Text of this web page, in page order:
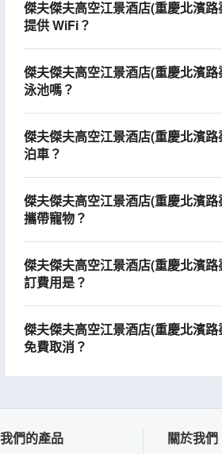
傑夫傑夫高空江景酒店(重慶北濱
提供 WiFi？
傑夫傑夫高空江景酒店(重慶北濱
泳池嗎？
傑夫傑夫高空江景酒店(重慶北濱
泊車？
傑夫傑夫高空江景酒店(重慶北濱
攜帶寵物？
傑夫傑夫高空江景酒店(重慶北濱
訂費用是？
傑夫傑夫高空江景酒店(重慶北濱
免費取消？
我們的產品 關於我們